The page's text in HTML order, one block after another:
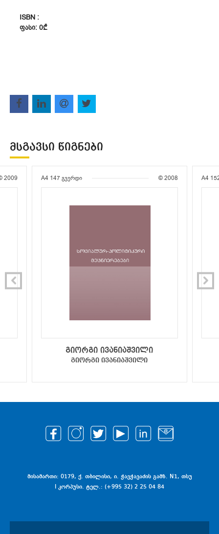
ISBN :
ᲤᲐᲡᲘ: 0₾
ᲛᲡᲒᲐᲕᲡᲘ ᲬᲘᲒᲜᲔᲑᲘ
2009 A4 147 გვერდი © 2008
გიორგი ივანიაშვილი
გიორგი ივანიაშვილი
A4
მისამართი: 0179, ქ. თბილისი, ი. ჭავჭავაძის გამზ. N1, თსუ
I კორპუსი. ტელ.: (+995 32) 2 25 04 84